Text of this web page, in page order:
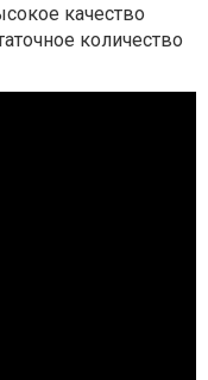
качество
количество